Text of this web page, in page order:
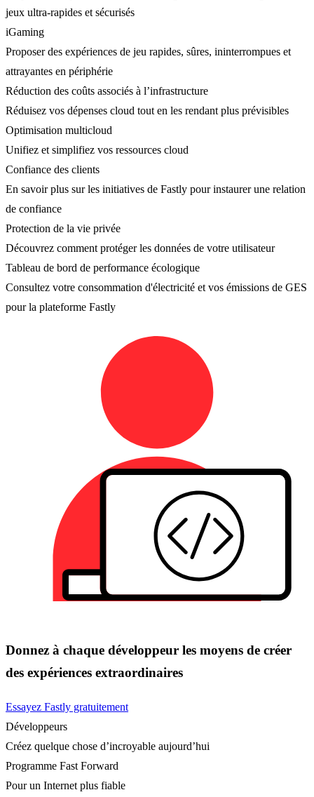
jeux ultra-rapides et sécurisés
iGaming
Proposer des expériences de jeu rapides, sûres, ininterrompues et
attrayantes en périphérie
Réduction des coûts associés à l’infrastructure
Réduisez vos dépenses cloud tout en les rendant plus prévisibles
Optimisation multicloud
Unifiez et simplifiez vos ressources cloud
Confiance des clients
En savoir plus sur les initiatives de Fastly pour instaurer une relation
de confiance
Protection de la vie privée
Découvrez comment protéger les données de votre utilisateur
Tableau de bord de performance écologique
Consultez votre consommation d'électricité et vos émissions de GES
pour la plateforme Fastly
Donnez à chaque développeur les moyens de créer
des expériences extraordinaires
Essayez Fastly gratuitement
Développeurs
Créez quelque chose d’incroyable aujourd’hui
Programme Fast Forward
Pour un Internet plus fiable